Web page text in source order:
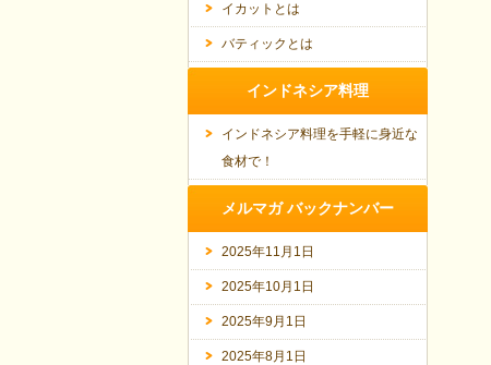
イカットとは
バティックとは
インドネシア料理
インドネシア料理を手軽に身近な
食材で！
メルマガ バックナンバー
2025年11月1日
2025年10月1日
2025年9月1日
2025年8月1日